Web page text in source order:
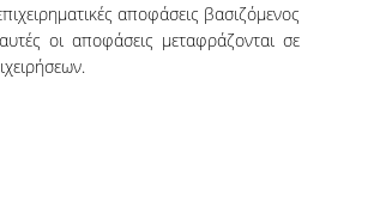
αποφάσεις βασιζόμενος
οι αποφάσεις μεταφράζονται σε
ΠΕΡΙΣΣΟΤΕΡΑ